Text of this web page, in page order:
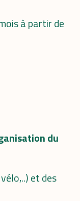
à partir de
du
et des